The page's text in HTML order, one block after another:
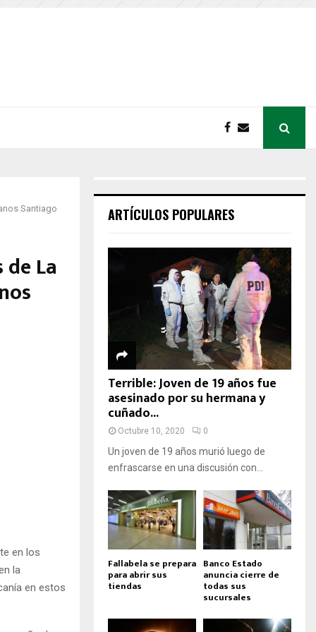
Santiago
La
en los
la
en estos
ARTÍCULOS POPULARES
Terrible: Joven de 19 años fue
asesinado por su hermana y
cuñado...
Octubre 10, 2020 0
Un joven de 19 años murió luego de
enfrascarse en una discusión con...
Fallabela se prepara
para abrir sus
tiendas
Banco Estado
anuncia cierre de
todas sus
sucursales